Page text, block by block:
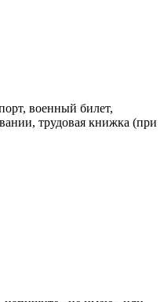
военный билет,
трудовая книжка (при